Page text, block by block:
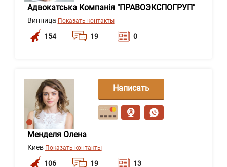
Адвокатська Компанія "ПРАВОЭКСПОГРУП"
Винница Показать контакты
154 19 0
Менделя Олена
Киев Показать контакты
106 19 13
Написать
сообщение